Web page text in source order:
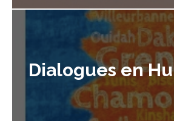
Dialogues en